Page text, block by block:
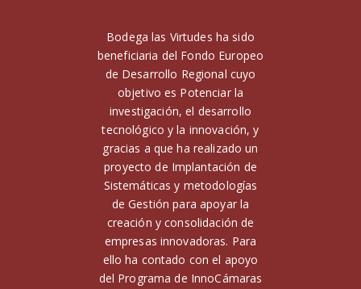
Bodega las Virtudes ha sido
beneficiaria del Fondo Europeo
de Desarrollo Regional cuyo
objetivo es Potenciar la
investigación, el desarrollo
tecnológico y la innovación, y
gracias a que ha realizado un
proyecto de Implantación de
Sistemáticas y metodologías
de Gestión para apoyar la
creación y consolidación de
empresas innovadoras. Para
ello ha contado con el apoyo
del Programa de InnoCámaras